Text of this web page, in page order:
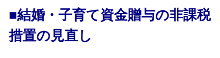
■結婚・子育て資金贈与の非課税
措置の見直し